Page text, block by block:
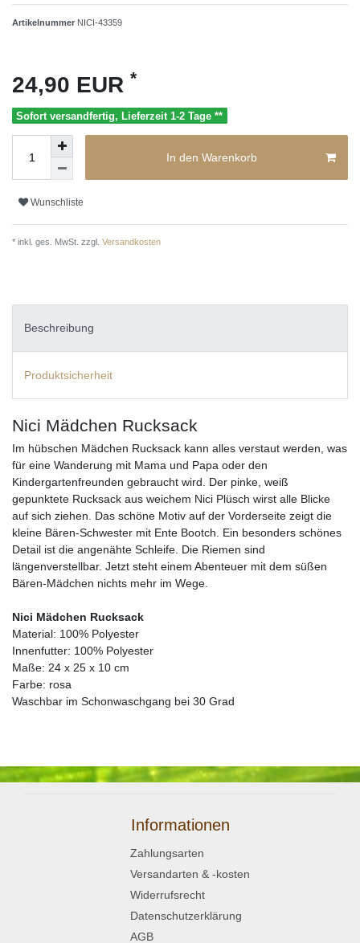
Artikelnummer NICI-43359
24,90 EUR *
Sofort versandfertig, Lieferzeit 1-2 Tage **
In den Warenkorb
Wunschliste
* inkl. ges. MwSt. zzgl. Versandkosten
Beschreibung
Produktsicherheit
Nici Mädchen Rucksack
Im hübschen Mädchen Rucksack kann alles verstaut werden, was
für eine Wanderung mit Mama und Papa oder den
Kindergartenfreunden gebraucht wird. Der pinke, weiß
gepunktete Rucksack aus weichem Nici Plüsch wirst alle Blicke
auf sich ziehen. Das schöne Motiv auf der Vorderseite zeigt die
kleine Bären-Schwester mit Ente Bootch. Ein besonders schönes
Detail ist die angenähte Schleife. Die Riemen sind
längenverstellbar. Jetzt steht einem Abenteuer mit dem süßen
Bären-Mädchen nichts mehr im Wege.
Nici Mädchen Rucksack
Material: 100% Polyester
Innenfutter: 100% Polyester
Maße: 24 x 25 x 10 cm
Farbe: rosa
Waschbar im Schonwaschgang bei 30 Grad
Informationen
Zahlungsarten
Versandarten & -kosten
Widerrufsrecht
Datenschutzerklärung
AGB